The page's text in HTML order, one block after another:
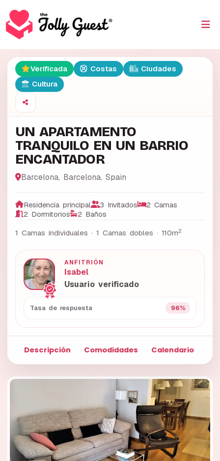
Verificada Costas
Ciudades
Cultura
UN APARTAMENTO
TRANQUILO EN UN BARRIO
ENCANTADOR
Barcelona, Barcelona, Spain
Residencia principal 3 Invitados
2 Camas
2 Dormitorios
2 Baños
1 Camas individuales · 1 Camas dobles · 110m2
ANFITRIÓN
Isabel
Usuario verificado
Tasa de respuesta 96%
Descripción Comodidades Calendario